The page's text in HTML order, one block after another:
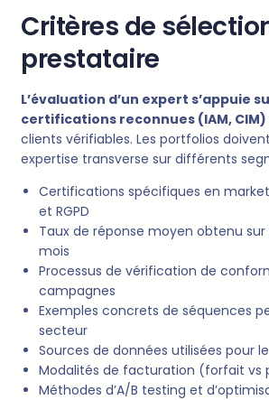
Critères de
prestataire
L’évaluation d’un expert s’appuie
certifications reconnues (IAM, CIM)
clients vérifiables. Les portfolios
expertise transverse sur différents
Certifications spécifiques en
et RGPD
Taux de réponse moyen obtenu sur
mois
Processus de vérification de
campagnes
Exemples concrets de séquences
secteur
Sources de données utilisées pour
Modalités de facturation (forfait vs
Méthodes d’A/B testing et